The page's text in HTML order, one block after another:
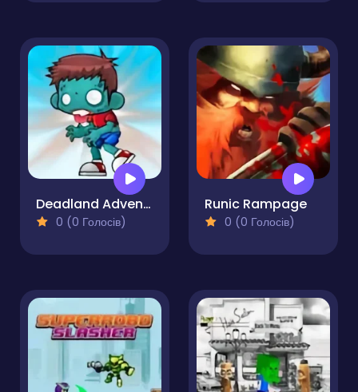
Deadland Adventure
0 (0 Голосів)
Runic Rampage
0 (0 Голосів)